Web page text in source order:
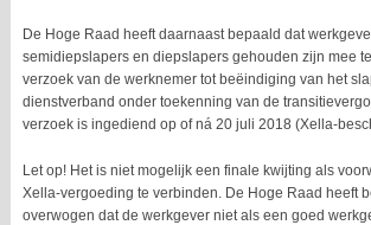
De Hoge Raad heeft daarnaast bepaald dat
semidiepslapers en diepslapers gehouden zijn mee
verzoek van de werknemer tot beëindiging van het
dienstverband onder toekenning van de
verzoek is ingediend op of ná 20 juli 2018 (Xella-
Let op! Het is niet mogelijk een finale kwijting als
Xella-vergoeding te verbinden. De Hoge Raad heeft
overwogen dat de werkgever niet als een goed